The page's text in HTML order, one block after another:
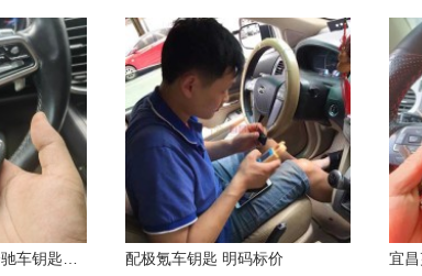
配极氪车钥匙 明码标价